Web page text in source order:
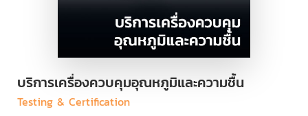
บริการเครื่องควบคุมอุณหภูมิและความชื้น
Testing & Certification